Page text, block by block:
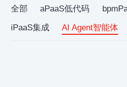
全部 aPaaS低代码
iPaaS集成
AI Agent智能体